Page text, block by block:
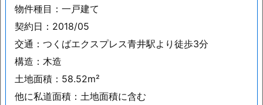
物件種目：一戸建て
契約日：2018/05
交通：つくばエクスプレス青井駅より徒歩3分
構造：木造
土地面積：58.52m²
他に私道面積：土地面積に含む